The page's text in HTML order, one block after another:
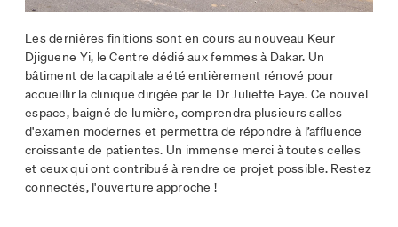
Les dernières finitions sont en cours au nouveau Keur
Djiguene Yi, le Centre dédié aux femmes à Dakar. Un
bâtiment de la capitale a été entièrement rénové pour
accueillir la clinique dirigée par le Dr Juliette Faye. Ce nouvel
espace, baigné de lumière, comprendra plusieurs salles
d'examen modernes et permettra de répondre à l’affluence
croissante de patientes. Un immense merci à toutes celles
et ceux qui ont contribué à rendre ce projet possible. Restez
connectés, l'ouverture approche !